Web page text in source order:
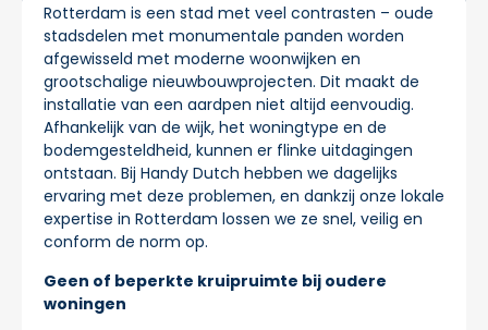
Rotterdam is een stad met veel contrasten – oude
stadsdelen met monumentale panden worden
afgewisseld met moderne woonwijken en
grootschalige nieuwbouwprojecten. Dit maakt de
installatie van een aardpen niet altijd eenvoudig.
Afhankelijk van de wijk, het woningtype en de
bodemgesteldheid, kunnen er flinke uitdagingen
ontstaan. Bij Handy Dutch hebben we dagelijks
ervaring met deze problemen, en dankzij onze lokale
expertise in Rotterdam lossen we ze snel, veilig en
conform de norm op.
Geen of beperkte kruipruimte bij oudere
woningen